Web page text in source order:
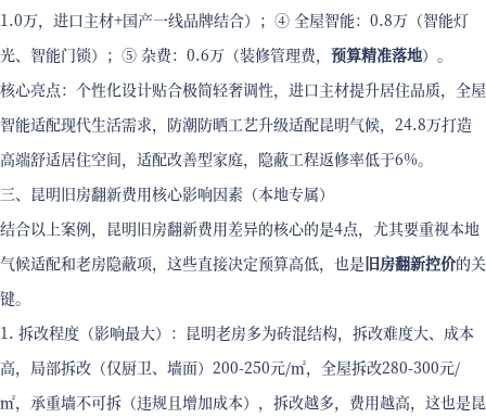
1.0万，进口主材+国产一线品牌结合）；④ 全屋智能：0.8万（智能灯
光、智能门锁）；⑤ 杂费：0.6万（装修管理费， 预算精准落地）。
核心亮点：个性化设计贴合极简轻奢调性，进口主材提升居住品质，全屋
智能适配现代生活需求，防潮防晒工艺升级适配昆明气候，24.8万打造
高端舒适居住空间，适配改善型家庭，隐蔽工程返修率低于6%。
三、昆明旧房翻新费用核心影响因素（本地专属）
结合以上案例，昆明旧房翻新费用差异的核心的是4点，尤其要重视本地
气候适配和老房隐蔽项，这些直接决定预算高低，也是旧房翻新控价的关
键。
1. 拆改程度（影响最大）：昆明老房多为砖混结构，拆改难度大、成本
高，局部拆改（仅厨卫、墙面）200-250元/㎡，全屋拆改280-300元/
㎡，承重墙不可拆（违规且增加成本），拆改越多，费用越高，这也是昆